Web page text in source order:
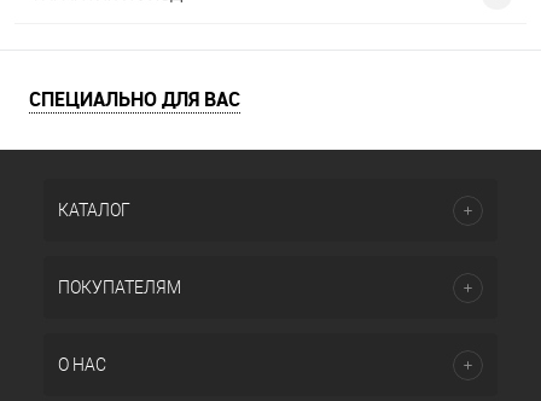
СПЕЦИАЛЬНО ДЛЯ ВАС
КАТАЛОГ
ПОКУПАТЕЛЯМ
О НАС